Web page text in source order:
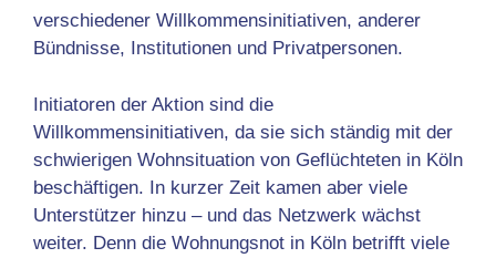
verschiedener Willkommensinitiativen, anderer
Bündnisse, Institutionen und Privatpersonen.
Initiatoren der Aktion sind die
Willkommensinitiativen, da sie sich ständig mit der
schwierigen Wohnsituation von Geflüchteten in Köln
beschäftigen. In kurzer Zeit kamen aber viele
Unterstützer hinzu – und das Netzwerk wächst
weiter. Denn die Wohnungsnot in Köln betrifft viele